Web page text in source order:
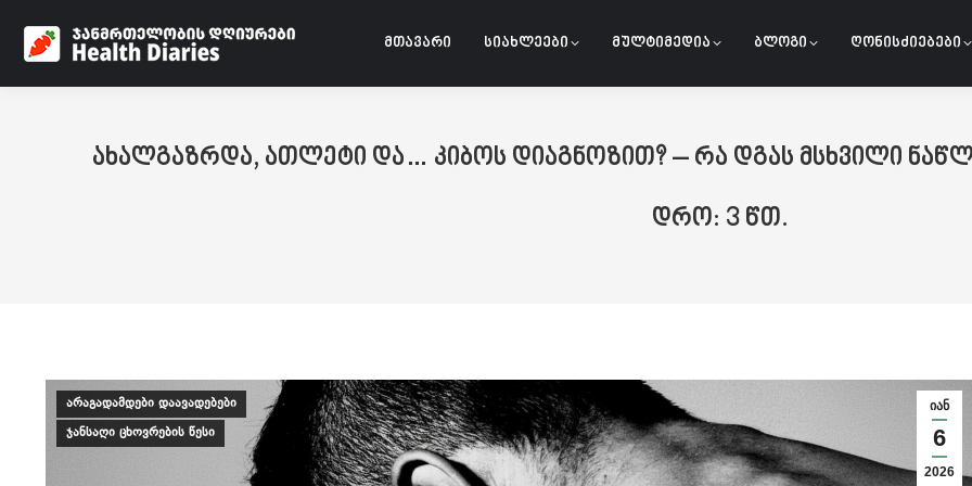
მთავარი სიახლეები მულტიმედია ბლოგი ღონისძიებები
ახალგაზრდა, ათლეტი და… კიბოს დიაგნოზით? – რა დგას მსხვილი
იან
6
2026
არაგადამდები დაავადებები
ჯანსაღი ცხოვრების წესი